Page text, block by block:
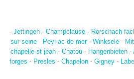
- Jettingen - Champclause - Rorschach
sur seine - Peyriac de mer- Winksele -
chapelle st jean- Chatou- Hangenbieten-
forges - Presles - Chapelon- Gigney-